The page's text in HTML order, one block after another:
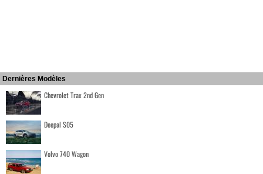
Dernières Modèles
Chevrolet Trax 2nd Gen
Deepal S05
Volvo 740 Wagon